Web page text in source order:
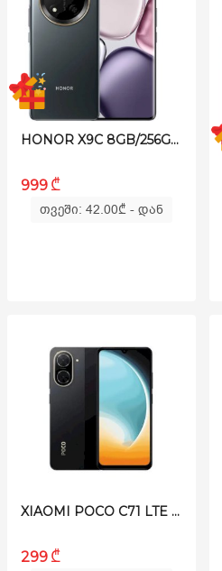
HONOR X9C 8GB/256GB - TITANIUM BLACK
999 ₾
თვეში: 42.00₾- დან
XIAOMI POCO C71 LTE 4/128GB BLACK
299 ₾